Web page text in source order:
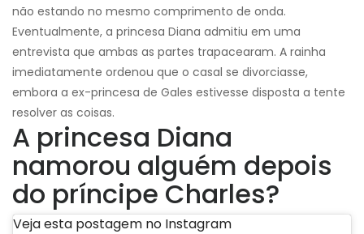
não estando no mesmo comprimento de onda.
Eventualmente, a princesa Diana admitiu em uma
entrevista que ambas as partes trapacearam. A rainha
imediatamente ordenou que o casal se divorciasse,
embora a ex-princesa de Gales estivesse disposta a tente
resolver as coisas.
A princesa Diana
namorou alguém depois
do príncipe Charles?
Veja esta postagem no Instagram